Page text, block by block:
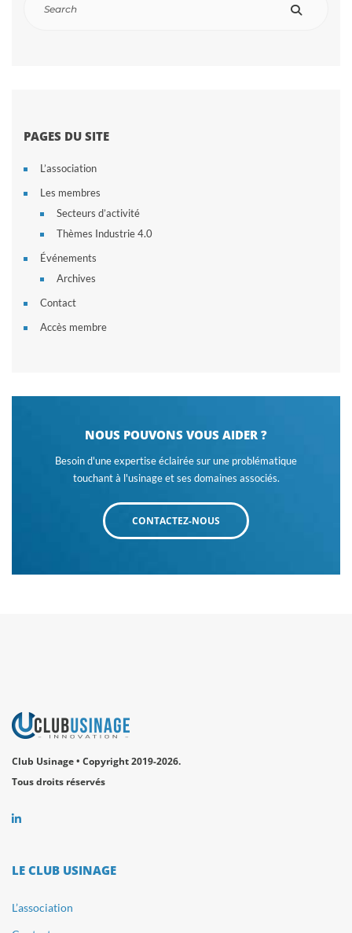
PAGES DU SITE
L’association
Les membres
Secteurs d’activité
Thèmes Industrie 4.0
Événements
Archives
Contact
Accès membre
NOUS POUVONS VOUS AIDER ?
Besoin d'une expertise éclairée sur une problématique
touchant à l'usinage et ses domaines associés.
CONTACTEZ-NOUS
Club Usinage • Copyright 2019-2026.
Tous droits réservés
LE CLUB USINAGE
L’association